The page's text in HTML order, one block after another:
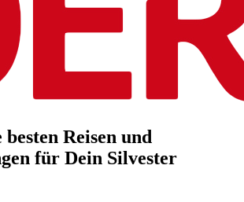
Reisen und
für Dein Silvester